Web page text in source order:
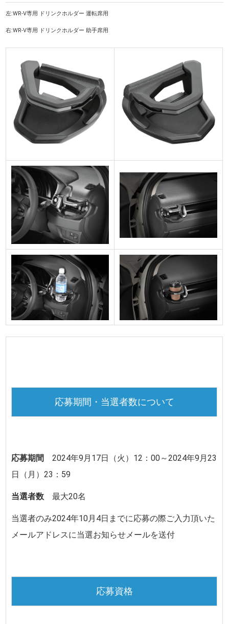
左:WR-V専用 ドリンクホルダー 運転席用
右:WR-V専用 ドリンクホルダー 助手席用
応募期間・当選者数について
応募期間
2024年9月17日（火）12：00～2024年9月23
日（月）23：59
当選者数 最大20名
当選者のみ2024年10月4日 までに応募の際ご入力頂いた
メールアドレスに当選お知らせメールを送付
応募資格